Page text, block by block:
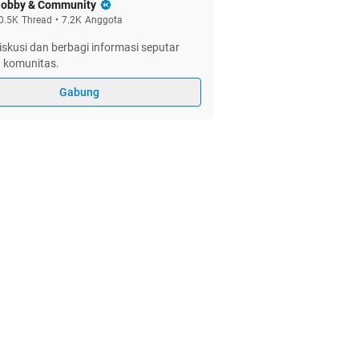
& Community
Thread • 7.2K Anggota
dan berbagi informasi seputar
komunitas.
Gabung